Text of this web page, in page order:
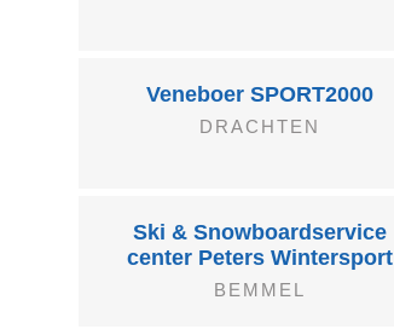
Veneboer SPORT2000
DRACHTEN
Ski & Snowboardservice
center Peters Wintersport
BEMMEL